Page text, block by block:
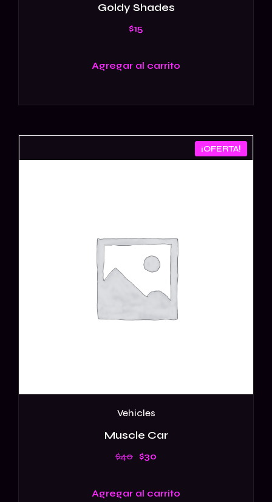
Goldy Shades
$15
Agregar al carrito
¡OFERTA!
Vehicles
Muscle Car
$40 $30
Agregar al carrito